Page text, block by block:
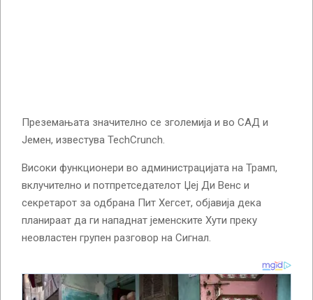
Преземањата значително се зголемија и во САД и
Јемен, известува TechCrunch.
Високи функционери во администрацијата на Трамп,
вклучително и потпретседателот Џеј Ди Венс и
секретарот за одбрана Пит Хегсет, објавија дека
планираат да ги нападнат јеменските Хути преку
неовластен групен разговор на Сигнал.